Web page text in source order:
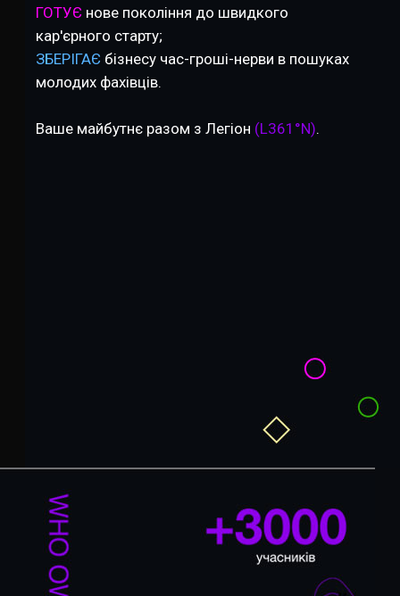
ГОТУЄ нове покоління до швидкого
кар'єрного старту;
ЗБЕРІГАЄ бізнесу час-гроші-нерви в пошуках
молодих фахівців.
Ваше майбутнє разом з Легіон (L361°N).